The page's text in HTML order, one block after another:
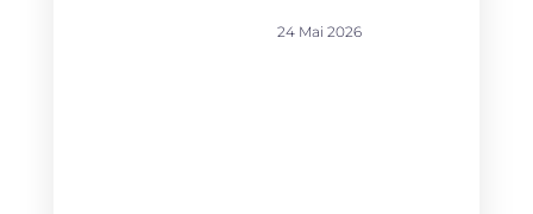
24 Mai 2026